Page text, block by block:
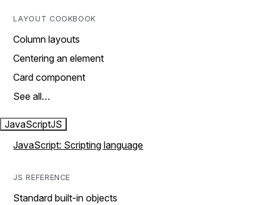
LAYOUT COOKBOOK
Column layouts
Centering an element
Card component
See all…
JavaScriptJS
JavaScript: Scripting language
JS REFERENCE
Standard built-in objects